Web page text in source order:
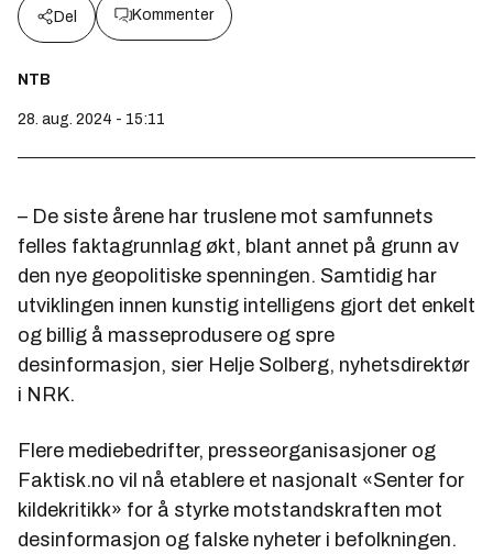
Del Kommenter
NTB
28. aug. 2024 - 15:11
– De siste årene har truslene mot samfunnets
felles faktagrunnlag økt, blant annet på grunn av
den nye geopolitiske spenningen. Samtidig har
utviklingen innen kunstig intelligens gjort det enkelt
og billig å masseprodusere og spre
desinformasjon, sier Helje Solberg, nyhetsdirektør
i NRK.
Flere mediebedrifter, presseorganisasjoner og
Faktisk.no vil nå etablere et nasjonalt «Senter for
kildekritikk» for å styrke motstandskraften mot
desinformasjon og falske nyheter i befolkningen.